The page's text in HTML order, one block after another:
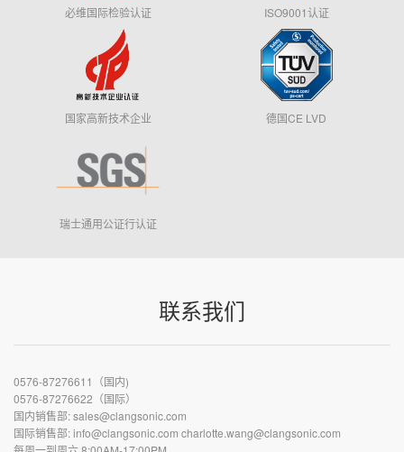
必维国际检验认证 ISO9001认证
国家高新技术企业 德国CE LVD
瑞士通用公证行认证
联系我们
0576-87276611（国内)
0576-87276622（国际）
国内销售部: sales@clangsonic.com
国际销售部: info@clangsonic.com charlotte.wang@clangsonic.com